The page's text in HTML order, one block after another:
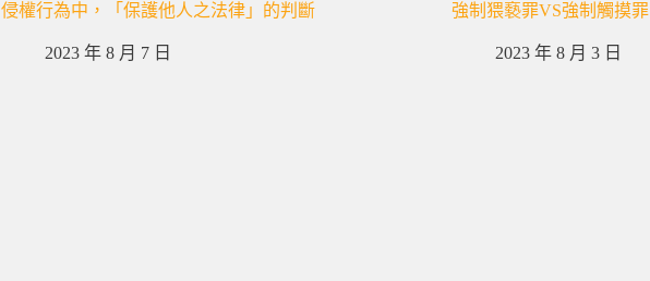
侵權行為中，「保護他人之法律」的判斷
2023 年 8 月 7 日
強制猥褻罪VS強制觸摸罪
2023 年 8 月 3 日